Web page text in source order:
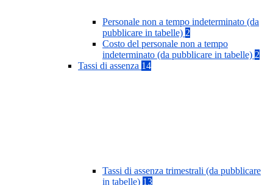
Personale non a tempo indeterminato (da
pubblicare in tabelle) 2
Costo del personale non a tempo
indeterminato (da pubblicare in tabelle) 2
Tassi di assenza 14
Tassi di assenza trimestrali (da pubblicare
in tabelle) 13